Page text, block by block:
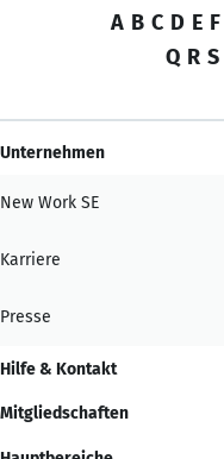
A B C D E F
Q R S
Unternehmen
New Work SE
Karriere
Presse
Hilfe & Kontakt
Mitgliedschaften